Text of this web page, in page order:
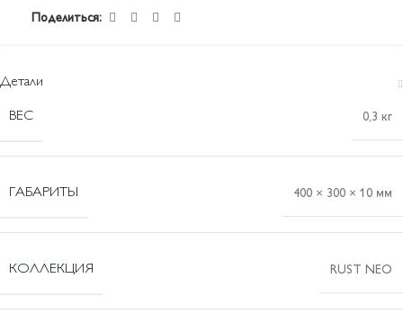
Поделиться:
Детали
ВЕС 0,3 кг
ГАБАРИТЫ 400 × 300 × 10 мм
КОЛЛЕКЦИЯ RUST NEO